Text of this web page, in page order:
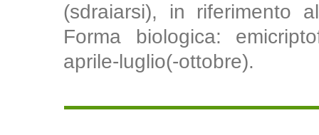
(sdraiarsi), in riferimento
Forma biologica:
aprile-luglio(-ottobre).